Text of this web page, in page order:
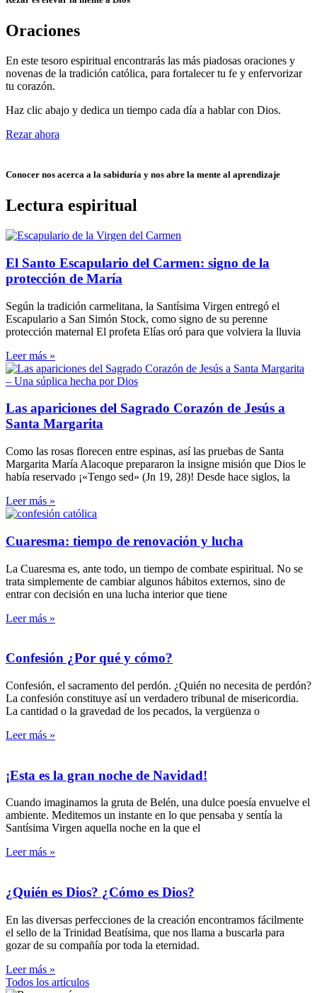
Oraciones
En este tesoro espiritual encontrarás las más piadosas oraciones y
novenas de la tradición católica, para fortalecer tu fe y enfervorizar
tu corazón.
Haz clic abajo y dedica un tiempo cada día a hablar con Dios.
Rezar ahora
Conocer nos acerca a la sabiduría y nos abre la mente al aprendizaje
Lectura espiritual
El Santo Escapulario del Carmen: signo de la
protección de María
Según la tradición carmelitana, la Santísima Virgen entregó el
Escapulario a San Simón Stock, como signo de su perenne
protección maternal El profeta Elías oró para que volviera la lluvia
Leer más »
Las apariciones del Sagrado Corazón de Jesús a
Santa Margarita
Como las rosas florecen entre espinas, así las pruebas de Santa
Margarita María Alacoque prepararon la insigne misión que Dios le
había reservado ¡«Tengo sed» (Jn 19, 28)! Desde hace siglos, la
Leer más »
Cuaresma: tiempo de renovación y lucha
La Cuaresma es, ante todo, un tiempo de combate espiritual. No se
trata simplemente de cambiar algunos hábitos externos, sino de
entrar con decisión en una lucha interior que tiene
Leer más »
Confesión ¿Por qué y cómo?
Confesión, el sacramento del perdón. ¿Quién no necesita de perdón?
La confesión constituye así un verdadero tribunal de misericordia.
La cantidad o la gravedad de los pecados, la vergüenza o
Leer más »
¡Esta es la gran noche de Navidad!
Cuando imaginamos la gruta de Belén, una dulce poesía envuelve el
ambiente. Meditemos un instante en lo que pensaba y sentía la
Santísima Virgen aquella noche en la que el
Leer más »
¿Quién es Dios? ¿Cómo es Dios?
En las diversas perfecciones de la creación encontramos fácilmente
el sello de la Trinidad Beatísima, que nos llama a buscarla para
gozar de su compañía por toda la eternidad.
Leer más »
Todos los artículos